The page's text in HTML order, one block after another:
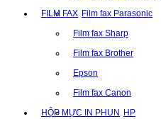
FILM FAX Film fax Parasonic
Film fax Sharp
Film fax Brother
Epson
Film fax Canon
HỘP MỰC IN PHUN HP